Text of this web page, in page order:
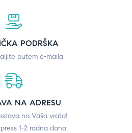
PODRŠKA
putem e-maila
NA ADRESU
na Vaša vrata!
1-2 radna dana.